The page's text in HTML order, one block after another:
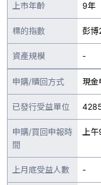
上市年齡 9年
標的指數 彭博
資產規模 -
申購/贖回方式 現金
已發行受益單位
申購/買回申報時
間
上
上月底受益人數 -